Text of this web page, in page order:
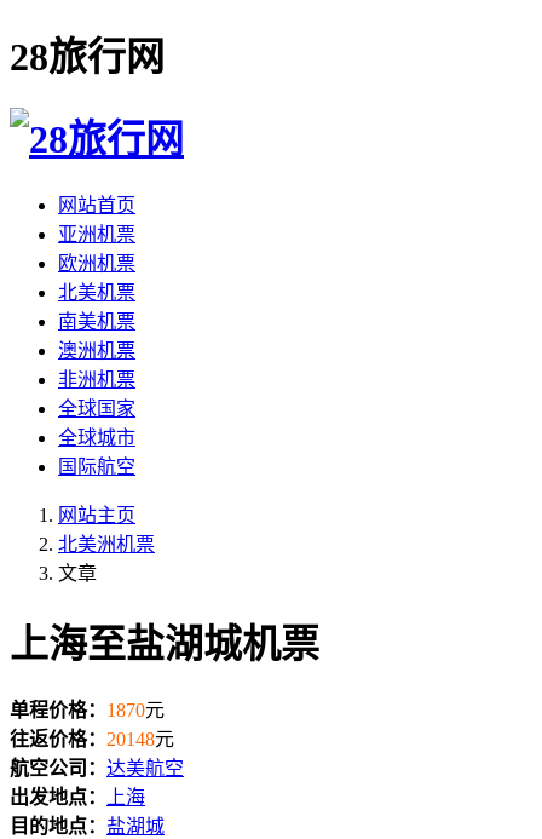
28旅行网
网站首页
亚洲机票
欧洲机票
北美机票
南美机票
澳洲机票
非洲机票
全球国家
全球城市
国际航空
网站主页
北美洲机票
文章
上海至盐湖城机票
单程价格： 1870元
往返价格： 20148元
航空公司： 达美航空
出发地点：
上海
目的地点： 盐湖城